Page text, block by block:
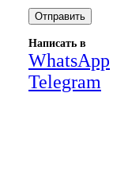
Написать в
WhatsApp
Telegram